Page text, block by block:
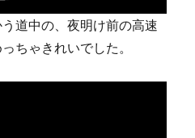
道中の、夜明け前の高速
ちゃきれいでした。